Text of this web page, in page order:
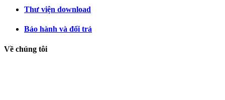
Thư viện download
Bảo hành và đổi trả
Về chúng tôi